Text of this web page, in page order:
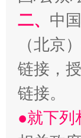
二、 中
（北京
链接，
链接。
●就下